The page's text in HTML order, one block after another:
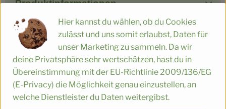
Produktinformationen
Zutaten
Produktdatenblatt
Hier kannst du wählen, ob du Cookies
zulässt und uns somit erlaubst, Daten für
unser Marketing zu sammeln. Da wir
deine Privatsphäre sehr wertschätzen, hast du in
Übereinstimmung mit der EU-Richtlinie 2009/136/EG
(E-Privacy) die Möglichkeit genau einzustellen, an
welche Dienstleister du Daten weitergibst.